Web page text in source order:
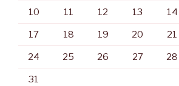
10 11 12 13 14
17 18 19 20 21
24 25 26 27 28
31